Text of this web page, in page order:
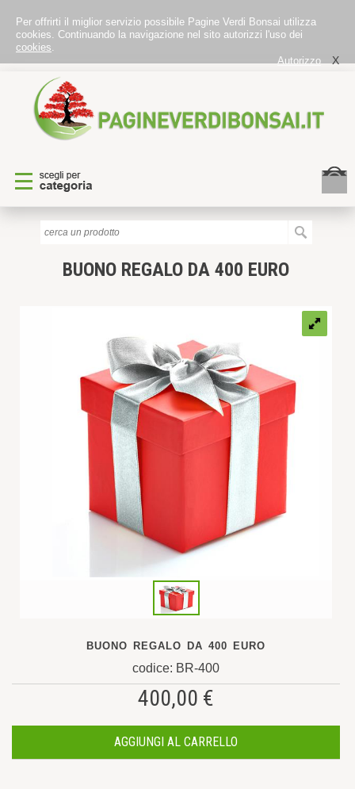
Per offrirti il miglior servizio possibile Pagine Verdi Bonsai utilizza
cookies. Continuando la navigazione nel sito autorizzi l'uso dei
cookies.
Autorizzo
X
BUONO REGALO DA 400 EURO
BUONO REGALO DA 400 EURO
codice: BR-400
400,00 €
AGGIUNGI AL CARRELLO